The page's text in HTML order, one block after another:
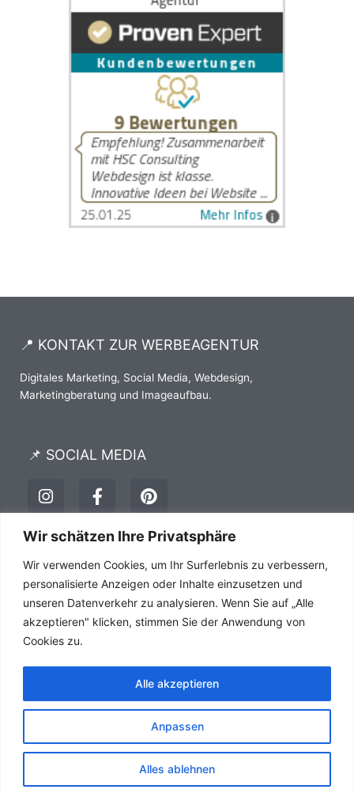
Wir schätzen Ihre Privatsphäre
Wir verwenden Cookies, um Ihr Surferlebnis zu verbessern,
personalisierte Anzeigen oder Inhalte einzusetzen und
unseren Datenverkehr zu analysieren. Wenn Sie auf „Alle
akzeptieren" klicken, stimmen Sie der Anwendung von
Cookies zu.
Anpassen
Alles ablehnen
Alle akzeptieren
📍 KONTAKT ZUR WERBEAGENTUR
Digitales Marketing, Social Media, Webdesign,
Marketingberatung und Imageaufbau.
📌 SOCIAL MEDIA
I
n
s
t
g
r
a
m
F
a
c
e
o
o
k
-
P
i
n
t
r
e
s
t
HSC Consulting Webdesign Agentur Copyright © 1999 -
2026